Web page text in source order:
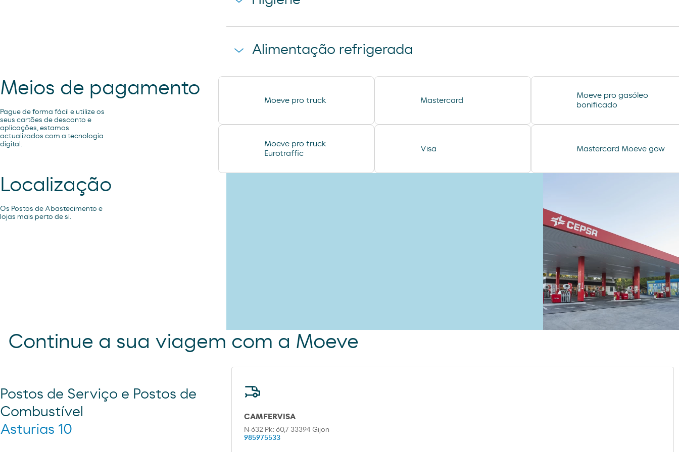
sandwich mixto
preservativos control
Alimentação refrigerada
jamon curado navidul chorizo revilla
helado calippo
Meios de pagamento
Pague de forma fácil e utilize os
seus cartões de desconto e
aplicações, estamos
actualizados com a tecnologia
digital.
Moeve pro truck Mastercard
Moeve pro gasóleo
bonificado
Moeve pro truck
Eurotraffic
Visa Mastercard Moeve gow
Localização
Os Postos de Abastecimento e
lojas mais perto de si.
Continue a sua viagem com a Moeve
Postos de Serviço e Postos de
Combustível
Asturias 10
CAMFERVISA
N-632 Pk: 60,7 33394 Gijon
985975533